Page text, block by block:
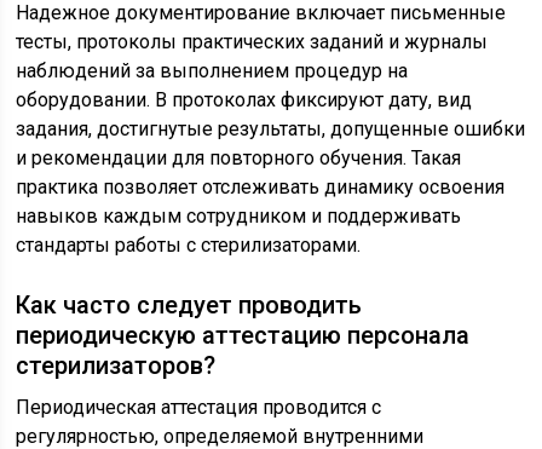
Надежное документирование включает письменные
тесты, протоколы практических заданий и журналы
наблюдений за выполнением процедур на
оборудовании. В протоколах фиксируют дату, вид
задания, достигнутые результаты, допущенные ошибки
и рекомендации для повторного обучения. Такая
практика позволяет отслеживать динамику освоения
навыков каждым сотрудником и поддерживать
стандарты работы с стерилизаторами.
Как часто следует проводить
периодическую аттестацию персонала
стерилизаторов?
Периодическая аттестация проводится с
регулярностью, определяемой внутренними